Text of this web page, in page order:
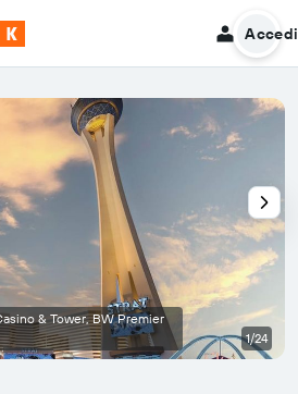
Accedi
& Tower, BW Premier
1/24